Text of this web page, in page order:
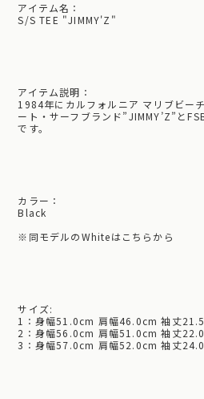
アイテム名：
S/S TEE "JIMMY'Z"
アイテム説明：
1984年にカルフォルニア マリブビー
ート・サーフブランド”JIMMY’Z”と
です。
カラー：
Black
※ 同モデルのWhiteはこちらから
サイズ:
1：身幅51.0cm 肩幅46.0cm 袖丈
2：身幅56.0cm 肩幅51.0cm 袖丈
3：身幅57.0cm 肩幅52.0cm 袖丈